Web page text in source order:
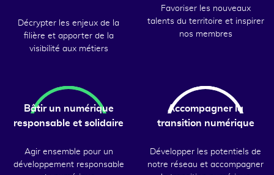
Décrypter les enjeux de la
filière et apporter de la
visibilité aux métiers
Favoriser les nouveaux
talents du territoire et inspirer
nos membres
Bâtir un numérique
responsable et solidaire
Agir ensemble pour un
développement responsable
Accompagner la
transition numérique
Développer les potentiels de
notre réseau et accompagner